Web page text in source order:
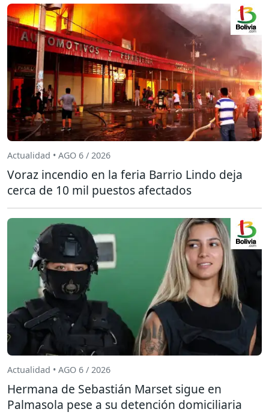
Actualidad • AGO 6 / 2026
Voraz incendio en la feria Barrio Lindo deja
cerca de 10 mil puestos afectados
Actualidad • AGO 6 / 2026
Hermana de Sebastián Marset sigue en
Palmasola pese a su detención domiciliaria